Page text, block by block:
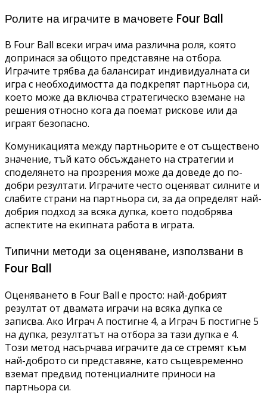
Ролите на играчите в мачовете Four Ball
В Four Ball всеки играч има различна роля, която
допринася за общото представяне на отбора.
Играчите трябва да балансират индивидуалната си
игра с необходимостта да подкрепят партньора си,
което може да включва стратегическо вземане на
решения относно кога да поемат рискове или да
играят безопасно.
Комуникацията между партньорите е от съществено
значение, тъй като обсъждането на стратегии и
споделянето на прозрения може да доведе до по-
добри резултати. Играчите често оценяват силните и
слабите страни на партньора си, за да определят най-
добрия подход за всяка дупка, което подобрява
аспектите на екипната работа в играта.
Типични методи за оценяване, използвани в
Four Ball
Оценяването в Four Ball е просто: най-добрият
резултат от двамата играчи на всяка дупка се
записва. Ако Играч А постигне 4, а Играч Б постигне 5
на дупка, резултатът на отбора за тази дупка е 4.
Този метод насърчава играчите да се стремят към
най-доброто си представяне, като същевременно
вземат предвид потенциалните приноси на
партньора си.